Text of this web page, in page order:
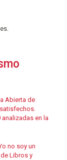
Abierta de
en la
no soy un
Libros y